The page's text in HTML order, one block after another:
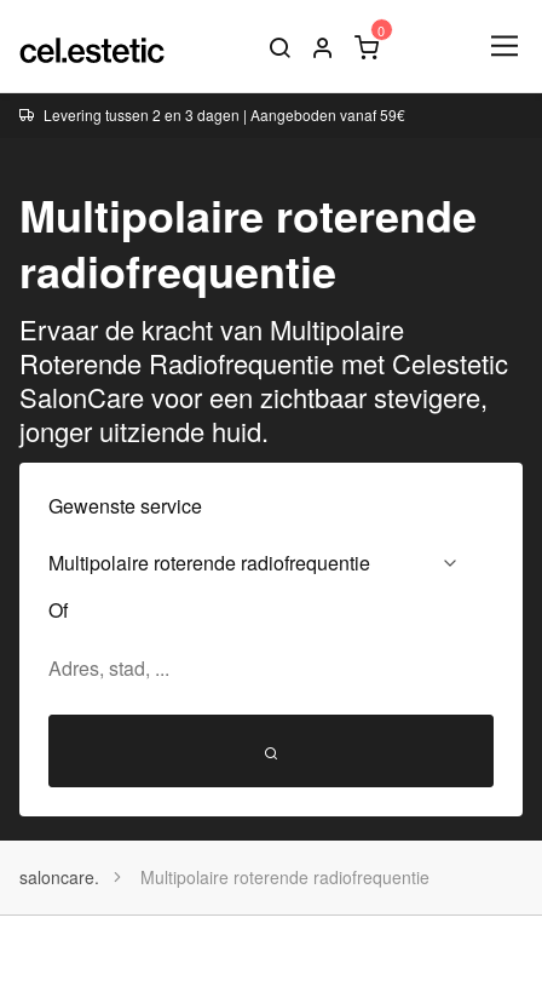
Levering tussen 2 en 3 dagen | Aangeboden vanaf 59€
Multipolaire roterende
radiofrequentie
Ervaar de kracht van Multipolaire
Roterende Radiofrequentie met Celestetic
SalonCare voor een zichtbaar stevigere,
jonger uitziende huid.
Gewenste service
Of
saloncare. Multipolaire roterende radiofrequentie